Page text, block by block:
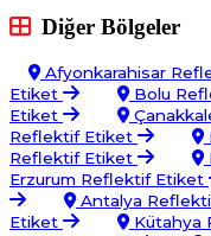
Diğer Bölgeler
Afyonkarahisar
Etiket
Bolu
Etiket
Reflektif Etiket
Reflektif Etiket
Erzurum Reflektif Etiket
Antalya
Etiket
Kütahya